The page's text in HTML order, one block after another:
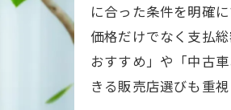
に合った条件を明確
価格だけでなく支払
おすすめ」や「中古
きる販売店選びも重視